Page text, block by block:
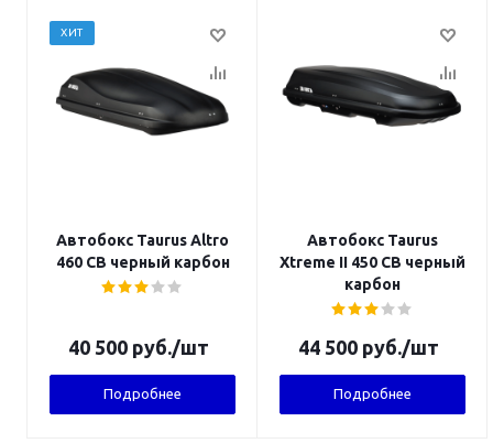
ХИТ
Автобокс Taurus Altro
460 CB черный карбон
40 500 руб./шт
Подробнее
Автобокс Taurus
Xtreme II 450 CB черный
карбон
44 500 руб./шт
Подробнее